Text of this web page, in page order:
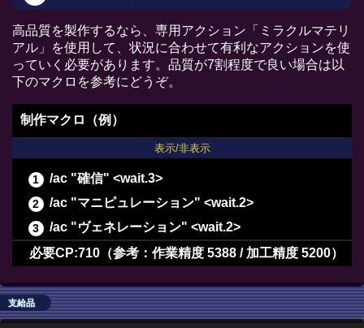
高品質を製作するなら、専用アクション「ミラクルマテリ
アル」を使用して、状況に合わせて有利なアクションを使
っていく必要があります。品質が7割程度で良い場合は以
下のマクロを参考にどうぞ。
制作マクロ（例）
表示/非表示
/ac "確信" <wait.3>
/ac "マニピュレーション" <wait.2>
/ac "ヴェネレーション" <wait.2>
/ac "倹約" <wait.2>
/ac "下地作業" <wait.3>
必要CP:710（参考：作業精度 5388 / 加工精度 5200）
支給品